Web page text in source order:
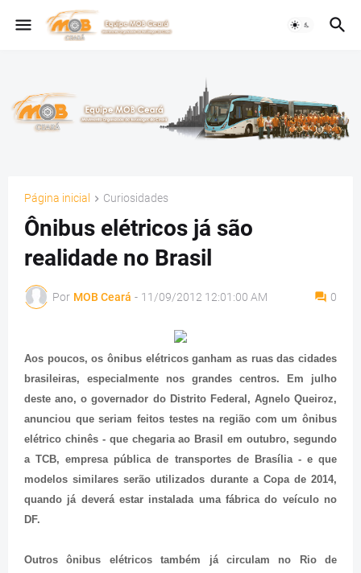
Página inicial Curiosidades
Ônibus elétricos já são
realidade no Brasil
Por MOB Ceará - 11/09/2012 12:01:00 AM 0
Aos poucos, os ônibus elétricos ganham as ruas das cidades
brasileiras, especialmente nos grandes centros. Em julho
deste ano, o governador do Distrito Federal, Agnelo Queiroz,
anunciou que seriam feitos testes na região com um ônibus
elétrico chinês - que chegaria ao Brasil em outubro, segundo
a TCB, empresa pública de transportes de Brasília - e que
modelos similares serão utilizados durante a Copa de 2014,
quando já deverá estar instalada uma fábrica do veículo no
DF.
Outros ônibus elétricos também já circulam no Rio de